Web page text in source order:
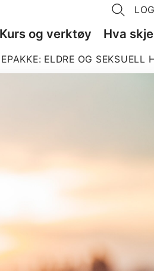
Kurs og verktøy Hva
ELDRE OG SEK­SUELL